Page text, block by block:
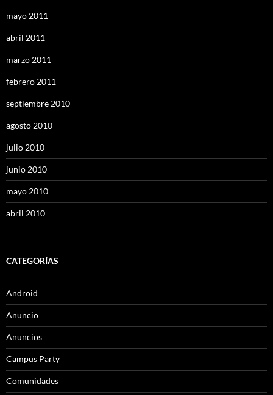
mayo 2011
abril 2011
marzo 2011
febrero 2011
septiembre 2010
agosto 2010
julio 2010
junio 2010
mayo 2010
abril 2010
CATEGORÍAS
Android
Anuncio
Anuncios
Campus Party
Comunidades